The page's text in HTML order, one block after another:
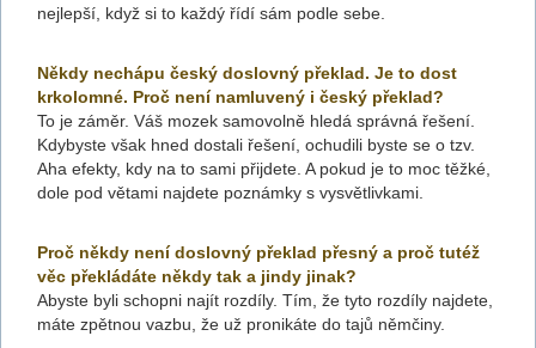
nejlepší, když si to každý řídí sám podle sebe.
Někdy nechápu český doslovný překlad. Je to dost
krkolomné. Proč není namluvený i český překlad?
To je záměr. Váš mozek samovolně hledá správná řešení.
Kdybyste však hned dostali řešení, ochudili byste se o tzv.
Aha efekty, kdy na to sami přijdete. A pokud je to moc těžké,
dole pod větami najdete poznámky s vysvětlivkami.
Proč někdy není doslovný překlad přesný a proč tutéž
věc překládáte někdy tak a jindy jinak?
Abyste byli schopni najít rozdíly. Tím, že tyto rozdíly najdete,
máte zpětnou vazbu, že už pronikáte do tajů němčiny.